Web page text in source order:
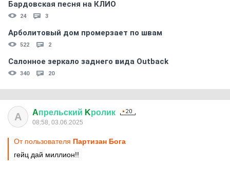
Бардовская песня на КЛИО
24 3
Арболитовый дом промерзает по швам
522 2
Салонное зеркало заднего вида Outback
340 20
A Aпрельский Kролик
08:58, 03.06.2025
От пользователя Партизан Бога
гейц дай миллион!!